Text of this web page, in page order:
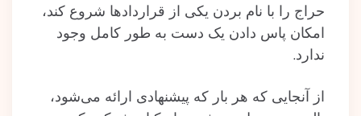
حراج را با نام بردن یکی از قراردادها شروع کند،
امکان پاس دادن یک دست به طور کامل وجود
ندارد.
از آنجایی که هر بار که پیشنهادی ارائه می‌شود،